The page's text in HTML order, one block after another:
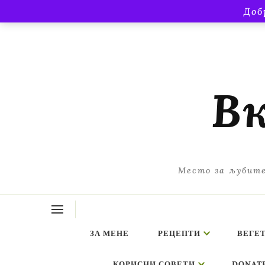
Место за
ЗА МЕНЕ РЕЦЕПТИ